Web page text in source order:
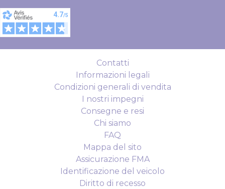
Contatti
Informazioni legali
Condizioni generali di vendita
I nostri impegni
Consegne e resi
Chi siamo
FAQ
Mappa del sito
Assicurazione FMA
Identificazione del veicolo
Diritto di recesso